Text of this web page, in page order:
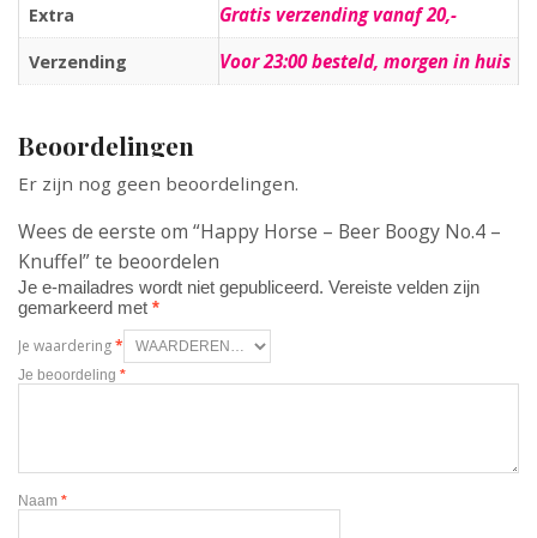
Extra Gratis verzending vanaf 20,-
Verzending Voor 23:00 besteld, morgen in huis
Beoordelingen
Er zijn nog geen beoordelingen.
Wees de eerste om “Happy Horse – Beer Boogy No.4 –
Knuffel” te beoordelen
Je e-mailadres wordt niet gepubliceerd. Vereiste velden zijn
gemarkeerd met *
Je waardering*
Je beoordeling *
Naam *